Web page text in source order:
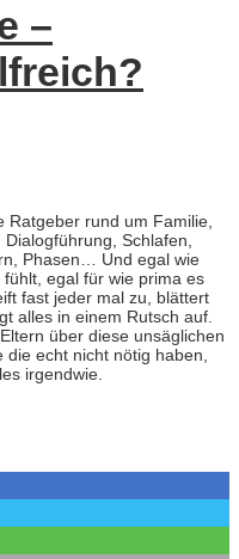
–
Ratgeber rund um Familie,
Schlafen,
Phasen… Und egal wie
egal für wie prima es
fast jeder mal zu, blättert
alles in einem Rutsch auf.
über diese unsäglichen
echt nicht nötig haben,
irgendwie.